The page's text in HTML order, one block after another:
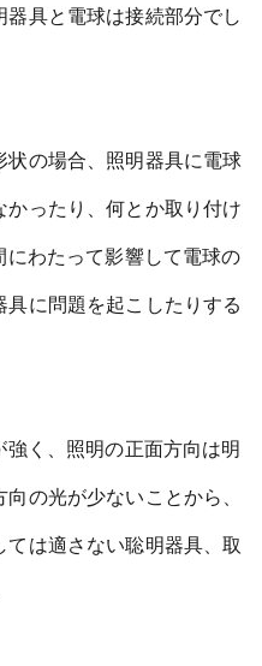
具と電球は接続部分でし
の場合、照明器具に電球
ったり、何とか取り付け
わたって影響して電球の
に問題を起こしたりする
く、照明の正面方向は明
の光が少ないことから、
は適さない聡明器具、取